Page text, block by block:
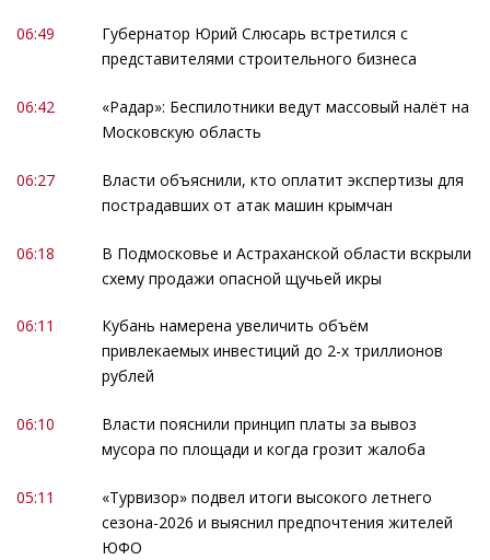
06:49
Губернатор Юрий Слюсарь встретился с
представителями строительного бизнеса
06:42
«Радар»: Беспилотники ведут массовый налёт на
Московскую область
06:27
Власти объяснили, кто оплатит экспертизы для
пострадавших от атак машин крымчан
06:18
В Подмосковье и Астраханской области вскрыли
схему продажи опасной щучьей икры
06:11
Кубань намерена увеличить объём
привлекаемых инвестиций до 2-х триллионов
рублей
06:10
Власти пояснили принцип платы за вывоз
мусора по площади и когда грозит жалоба
05:11
«Турвизор» подвел итоги высокого летнего
сезона-2026 и выяснил предпочтения жителей
ЮФО